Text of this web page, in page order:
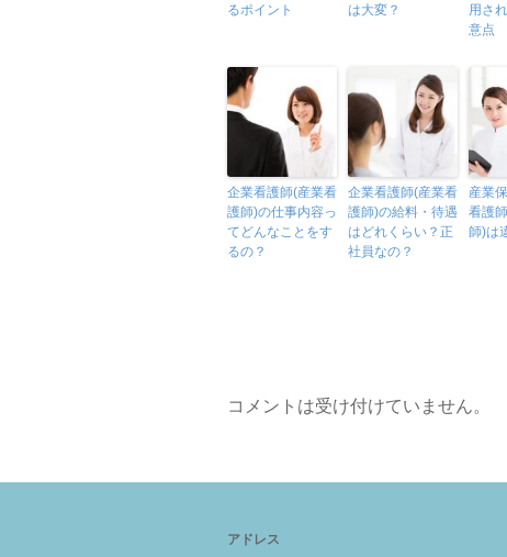
るポイント
は大変？
用さ
意点
企業看護師(産業看
護師)の仕事内容っ
てどんなことをす
るの？
企業看護師(産業看
護師)の給料・待遇
はどれくらい？正
社員なの？
産業
看護
師)は
コメントは受け付けていません。
アドレス